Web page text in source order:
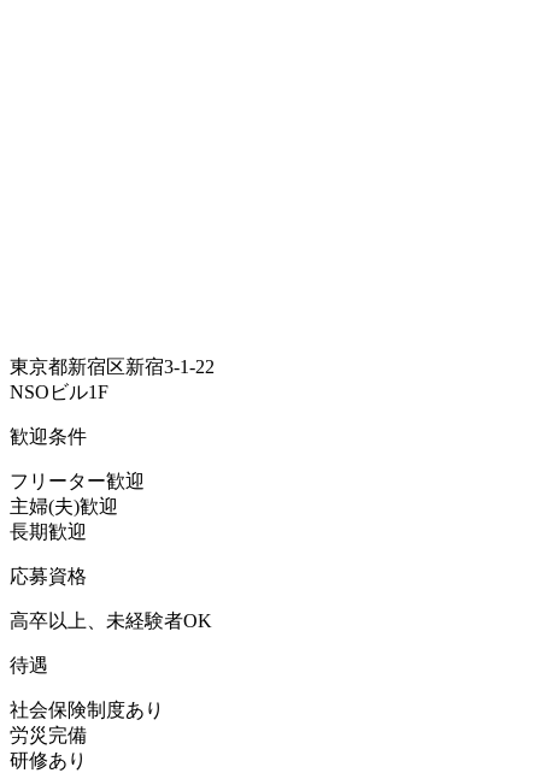
東京都新宿区新宿3-1-22
NSOビル1F
歓迎条件
フリーター歓迎
主婦(夫)歓迎
長期歓迎
応募資格
高卒以上、未経験者OK
待遇
社会保険制度あり
労災完備
研修あり